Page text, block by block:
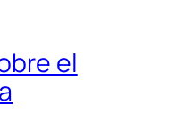
el